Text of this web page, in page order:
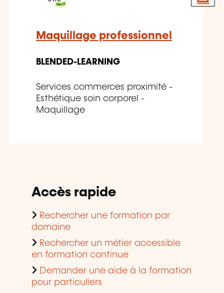
Maquillage professionnel
BLENDED-LEARNING
Services commerces proximité -
Esthétique soin corporel -
Maquillage
Accès rapide
Rechercher une formation par
domaine
Rechercher un métier accessible
en formation continue
Demander une aide à la formation
pour particuliers